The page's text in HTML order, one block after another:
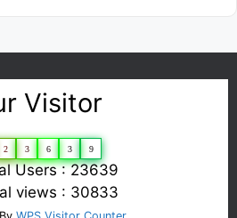
Visitor
2 3 6 3 9
Users : 23639
views : 30833